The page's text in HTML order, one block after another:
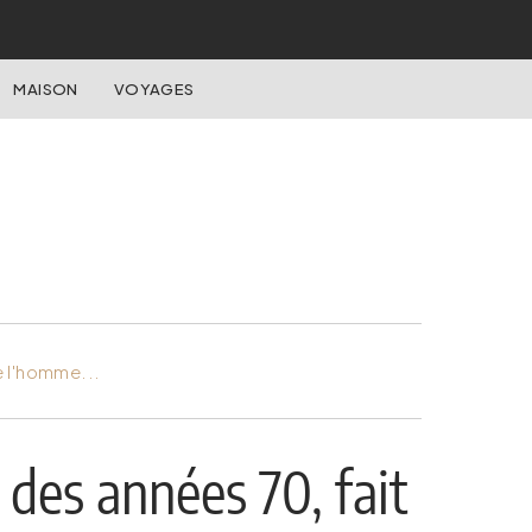
MAISON VOYAGES
années 70, fait